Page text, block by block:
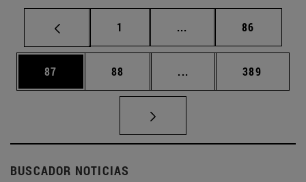
Página
1 ... Páginas intermedias
Página
86
Página
87 Página
88 ... Páginas intermedias
Página
389
BUSCADOR NOTICIAS